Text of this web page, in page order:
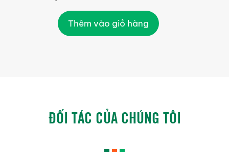
Thêm vào giỏ hàng
ĐỐI TÁC CỦA CHÚNG TÔI